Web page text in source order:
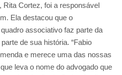
Rita Cortez, foi a responsável
Ela destacou que o
associativo faz parte da
de sua história. “Fabio
e merece uma das nossas
leva o nome do advogado que